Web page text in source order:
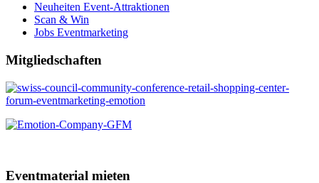
Neuheiten Event-Attraktionen
Scan & Win
Jobs Eventmarketing
Mitgliedschaften
Eventmaterial mieten